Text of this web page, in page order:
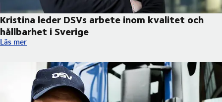
Kristina leder DSVs arbete inom kvalitet och
hållbarhet i Sverige
Kristina leder DSVs arbete inom kvalitet och hållbarhet i
Läs mer